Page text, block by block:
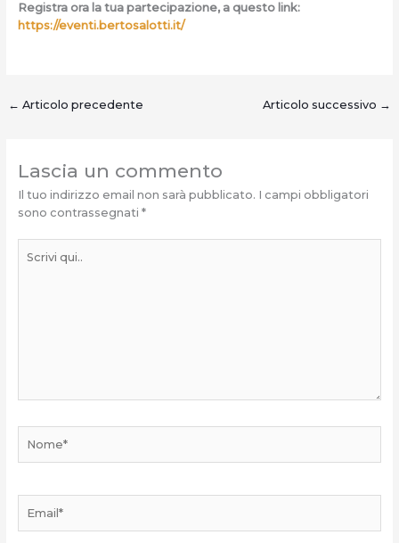
Registra ora la tua partecipazione, a questo link:
https://eventi.bertosalotti.it/
← Articolo precedente Articolo successivo →
Lascia un commento
Il tuo indirizzo email non sarà pubblicato. I campi obbligatori
sono contrassegnati *
qui..